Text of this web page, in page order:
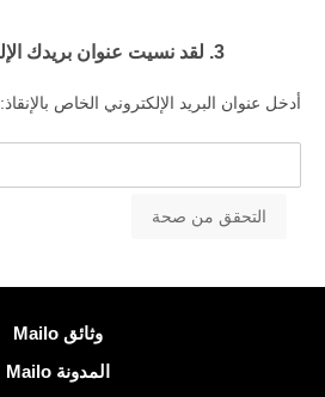
3. لقد نسيت عنوان بريدك الإلكتروني Mailo
أدخل عنوان البريد الإلكتروني الخاص بالإنقاذ:
وثائق Mailo
المدونة Mailo